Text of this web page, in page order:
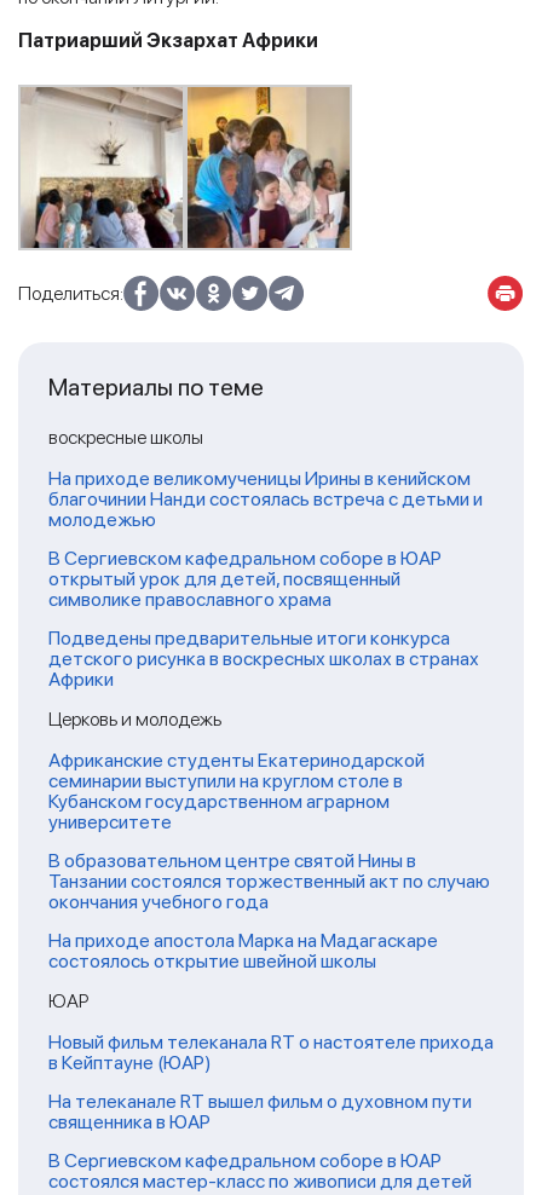
Патриарший Экзархат Африки
Поделиться:
Материалы по теме
воскресные школы
На приходе великомученицы Ирины в кенийском
благочинии Нанди состоялась встреча с детьми и
молодежью
В Сергиевском кафедральном соборе в ЮАР
открытый урок для детей, посвященный
символике православного храма
Подведены предварительные итоги конкурса
детского рисунка в воскресных школах в странах
Африки
Церковь и молодежь
Африканские студенты Екатеринодарской
семинарии выступили на круглом столе в
Кубанском государственном аграрном
университете
В образовательном центре святой Нины в
Танзании состоялся торжественный акт по случаю
окончания учебного года
На приходе апостола Марка на Мадагаскаре
состоялось открытие швейной школы
ЮАР
Новый фильм телеканала RT о настоятеле прихода
в Кейптауне (ЮАР)
На телеканале RT вышел фильм о духовном пути
священника в ЮАР
В Сергиевском кафедральном соборе в ЮАР
состоялся мастер-класс по живописи для детей